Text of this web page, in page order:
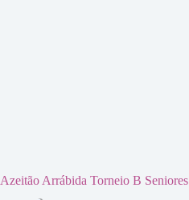
Azeitão Arrábida Torneio B Seniores